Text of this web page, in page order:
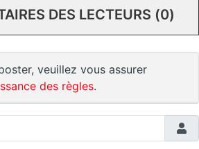
DES LECTEURS (0)
veuillez vous assurer
des règles.